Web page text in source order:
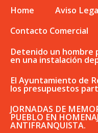
Home Aviso
Contacto Comercial
Detenido un hombre
en una instalación
El Ayuntamiento de
los presupuestos
JORNADAS DE
PUEBLO EN
ANTIFRANQUISTA.